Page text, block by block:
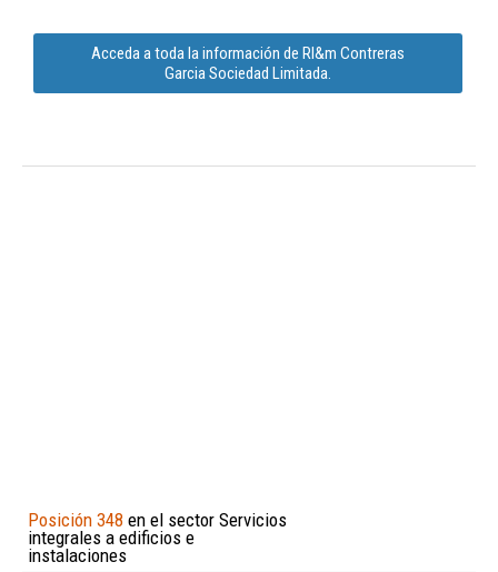
Acceda a toda la información de Rl&m Contreras
Garcia Sociedad Limitada.
Posición 348 en el sector Servicios
integrales a edificios e
instalaciones